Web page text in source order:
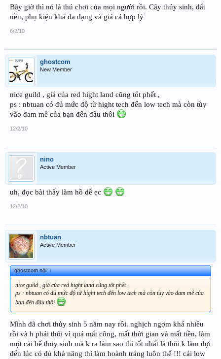
Bây giờ thì nó là thú chơi của mọi người rồi. Cây thủy sinh, đất
nền, phụ kiện khá đa dạng và giá cả hợp lý
6/2/10
ghostcom
New Member
nice guild , giá của red hight land cũng tốt phết ,
ps : nbtuan có đủ mức độ từ hight tech đến low tech mà còn tùy
vào đam mê của bạn đến đâu thôi
12/2/10
nino
Active Member
uh, đọc bài thấy làm hồ dễ ẹc
12/2/10
nbtuan
Active Member
ghostcom nói:↑
nice guild , giá của red hight land cũng tốt phết ,
ps : nbtuan có đủ mức độ từ hight tech đến low tech mà còn tùy vào đam mê của
bạn đến đâu thôi
Mình đã chơi thủy sinh 5 năm nay rồi. nghịch ngợm khá nhiều
rồi và h phải thôi vì quá mất công, mất thời gian và mất tiền, làm
một cái bể thủy sinh mà k ra làm sao thì tốt nhất là thôi k làm đợi
đến lúc có đủ khả năng thì làm hoành tráng luôn thể !!! cái low